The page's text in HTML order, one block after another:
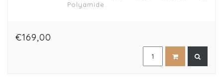
Polyamide.
€169,00